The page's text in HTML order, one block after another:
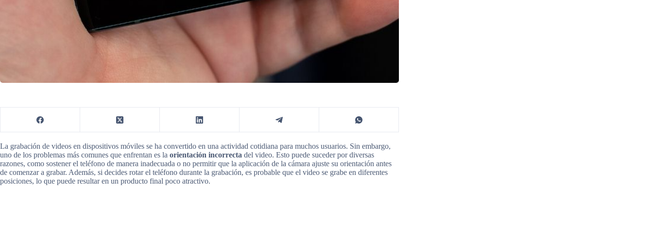
La grabación de videos en dispositivos móviles se ha convertido en una actividad cotidiana para muchos usuarios. Sin embargo,
uno de los problemas más comunes que enfrentan es la orientación incorrecta del video. Esto puede suceder por diversas
razones, como sostener el teléfono de manera inadecuada o no permitir que la aplicación de la cámara ajuste su orientación antes
de comenzar a grabar. Además, si decides rotar el teléfono durante la grabación, es probable que el video se grabe en diferentes
posiciones, lo que puede resultar en un producto final poco atractivo.